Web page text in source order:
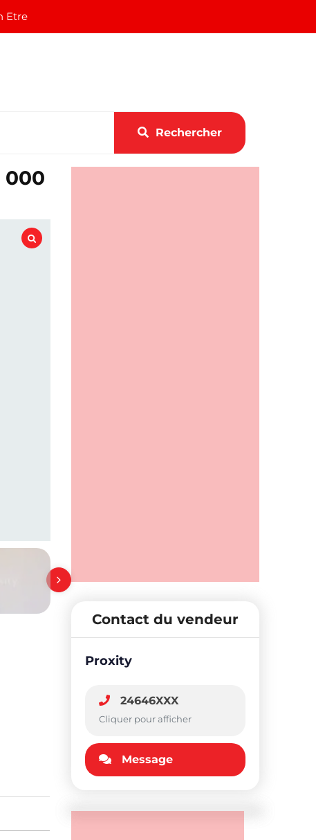
Etre
Rechercher
000
Contact du vendeur
Proxity
24646XXX
Cliquer pour afficher
Message